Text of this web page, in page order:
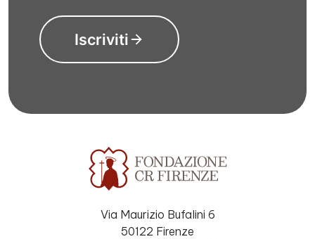
Iscriviti
Via Maurizio Bufalini 6
50122 Firenze